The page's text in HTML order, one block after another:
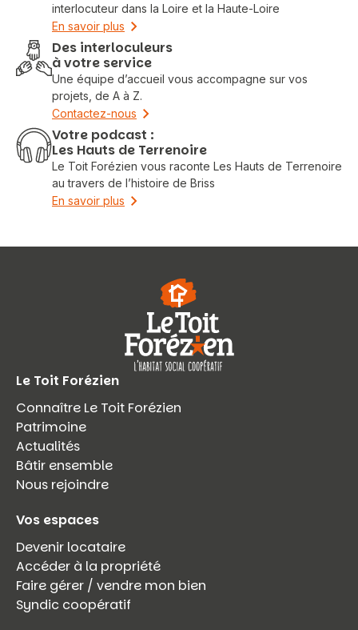
interlocuteur dans la Loire et la Haute-Loire
En savoir plus
Des interloculeurs
à votre service
Une équipe d’accueil vous accompagne sur vos
projets, de A à Z.
Contactez-nous
Votre podcast :
Les Hauts de Terrenoire
Le Toit Forézien vous raconte Les Hauts de Terrenoire
au travers de l’histoire de Briss
En savoir plus
Le Toit Forézien
Connaître Le Toit Forézien
Patrimoine
Actualités
Bâtir ensemble
Nous rejoindre
Vos espaces
Devenir locataire
Accéder à la propriété
Faire gérer / vendre mon bien
Syndic coopératif